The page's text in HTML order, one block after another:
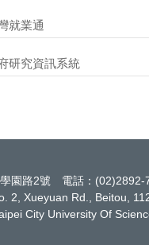
就業通
研究資訊系統
學園路2號 電話：
2, Xueyuan Rd., Beitou,
City University Of